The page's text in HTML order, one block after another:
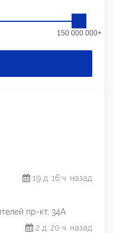
150 000 000+
19 д. 16 ч. назад
пр-кт, 34А
2 д. 20 ч. назад